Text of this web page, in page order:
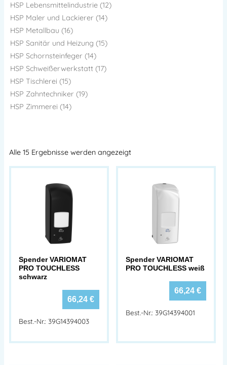
HSP Lebensmittelindustrie (12)
HSP Maler und Lackierer (14)
HSP Metallbau (16)
HSP Sanitär und Heizung (15)
HSP Schornsteinfeger (14)
HSP Schweißerwerkstatt (17)
HSP Tischlerei (15)
HSP Zahntechniker (19)
HSP Zimmerei (14)
Alle 15 Ergebnisse werden angezeigt
Spender VARIOMAT
PRO TOUCHLESS
schwarz
66,24 €
Best.-Nr.: 39G14394003
Spender VARIOMAT
PRO TOUCHLESS weiß
66,24 €
Best.-Nr.: 39G14394001